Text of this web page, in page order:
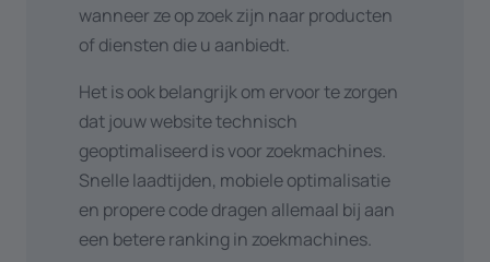
wanneer ze op zoek zijn naar producten
of diensten die u aanbiedt.
Het is ook belangrijk om ervoor te zorgen
dat jouw website technisch
geoptimaliseerd is voor zoekmachines.
Snelle laadtijden, mobiele optimalisatie
en propere code dragen allemaal bij aan
een betere ranking in zoekmachines.